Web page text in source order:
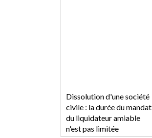
Dissolution d'une société
civile : la durée du mandat
du liquidateur amiable
n'est pas limitée